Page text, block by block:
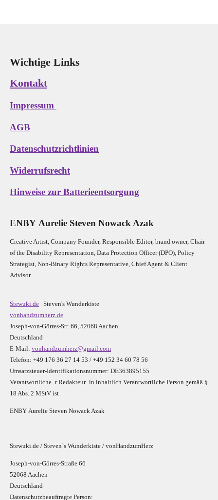
Wichtige Links
Kontakt
Impressum
AGB
Datenschutzrichtlinien
Widerrufsrecht
Hinweise zur Batterieentsorgung
ENBY Aurelie Steven Nowack Azak
Creative Artist, Company Founder, Responsible Editor, brand owner, Chair
of the Disability Representation, Data Protection Officer (DPO), Policy
Strategist, Non-Binary Rights Representative, Chief Agent & Client
Advisor
Stewuki.de Steven's Wunderkiste
vonhandzumherz.de
Joseph-von-Görres-Str. 66, 52068 Aachen
Deutschland
E-Mail: vonhandzumherz@gmail.com
Telefon: +49 176 36 27 14 53 / +49 152 34 60 78 56
Umsatzsteuer-Identifikationsnummer: DE363895155
Verantwortliche_r Redakteur_in inhaltlich Verantwortliche Person gemäß §
18 Abs. 2 MStV ist
ENBY Aurelie Steven Nowack Azak
Stewuki.de / Steven`s Wunderkiste / vonHandzumHerz
Joseph-von-Görres-Straße 66
52068 Aachen
Deutschland
Datenschutzbeauftragte Person: